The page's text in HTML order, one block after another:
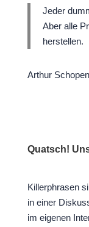
Jeder
Aber alle
herstellen.
Arthur
Quatsch!
Killerphrasen
in einer
im eigenen